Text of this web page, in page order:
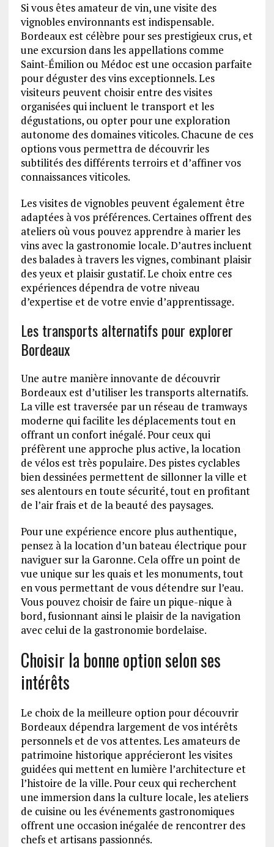
Si vous êtes amateur de vin, une visite des
vignobles environnants est indispensable.
Bordeaux est célèbre pour ses prestigieux crus, et
une excursion dans les appellations comme
Saint-Émilion ou Médoc est une occasion parfaite
pour déguster des vins exceptionnels. Les
visiteurs peuvent choisir entre des visites
organisées qui incluent le transport et les
dégustations, ou opter pour une exploration
autonome des domaines viticoles. Chacune de ces
options vous permettra de découvrir les
subtilités des différents terroirs et d’affiner vos
connaissances viticoles.
Les visites de vignobles peuvent également être
adaptées à vos préférences. Certaines offrent des
ateliers où vous pouvez apprendre à marier les
vins avec la gastronomie locale. D’autres incluent
des balades à travers les vignes, combinant plaisir
des yeux et plaisir gustatif. Le choix entre ces
expériences dépendra de votre niveau
d’expertise et de votre envie d’apprentissage.
Les transports alternatifs pour explorer
Bordeaux
Une autre manière innovante de découvrir
Bordeaux est d’utiliser les transports alternatifs.
La ville est traversée par un réseau de tramways
moderne qui facilite les déplacements tout en
offrant un confort inégalé. Pour ceux qui
préfèrent une approche plus active, la location
de vélos est très populaire. Des pistes cyclables
bien dessinées permettent de sillonner la ville et
ses alentours en toute sécurité, tout en profitant
de l’air frais et de la beauté des paysages.
Pour une expérience encore plus authentique,
pensez à la location d’un bateau électrique pour
naviguer sur la Garonne. Cela offre un point de
vue unique sur les quais et les monuments, tout
en vous permettant de vous détendre sur l’eau.
Vous pouvez choisir de faire un pique-nique à
bord, fusionnant ainsi le plaisir de la navigation
avec celui de la gastronomie bordelaise.
Choisir la bonne option selon ses
intérêts
Le choix de la meilleure option pour découvrir
Bordeaux dépendra largement de vos intérêts
personnels et de vos attentes. Les amateurs de
patrimoine historique apprécieront les visites
guidées qui mettent en lumière l’architecture et
l’histoire de la ville. Pour ceux qui recherchent
une immersion dans la culture locale, les ateliers
de cuisine ou les événements gastronomiques
offrent une occasion inégalée de rencontrer des
chefs et artisans passionnés.